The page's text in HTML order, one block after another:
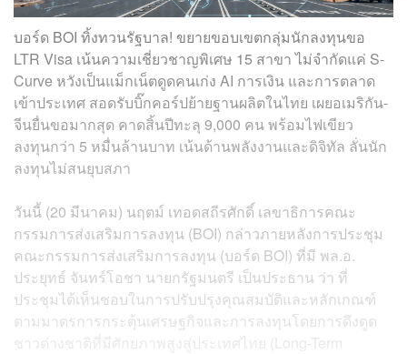
บอร์ด BOI ทิ้งทวนรัฐบาล! ขยายขอบเขตกลุ่มนักลงทุนขอ
LTR Visa เน้นความเชี่ยวชาญพิเศษ 15 สาขา ไม่จำกัดแค่ S-
Curve หวังเป็นแม็กเน็ตดูดคนเก่ง AI การเงิน และการตลาด
เข้าประเทศ สอดรับบิ๊กคอร์ปย้ายฐานผลิตในไทย เผยอเมริกัน-
จีนยื่นขอมากสุด คาดสิ้นปีทะลุ 9,000 คน พร้อมไฟเขียว
ลงทุนกว่า 5 หมื่นล้านบาท เน้นด้านพลังงานและดิจิทัล ลั่นนัก
ลงทุนไม่สนยุบสภา
วันนี้ (20 มีนาคม) นฤตม์ เทอดสถีรศักดิ์ เลขาธิการคณะ
กรรมการส่งเสริมการลงทุน (BOI) กล่าวภายหลังการประชุม
คณะกรรมการส่งเสริมการลงทุน (บอร์ด BOI) ที่มี พล.อ.
ประยุทธ์ จันทร์โอชา นายกรัฐมนตรี เป็นประธาน ว่า ที่
ประชุมได้เห็นชอบในการปรับปรุงคุณสมบัติและหลักเกณฑ์
ตามมาตรการกระตุ้นเศรษฐกิจและการลงทุนโดยการดึงดูด
ชาวต่างชาติที่มีศักยภาพสูงสู่ประเทศไทย (Long-Term